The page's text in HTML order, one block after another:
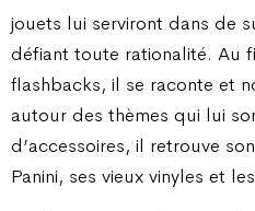
jouets lui serviront dans de
défiant toute rationalité. Au
flashbacks, il se raconte et
autour des thèmes qui lui
d’accessoires, il retrouve
Panini, ses vieux vinyles et